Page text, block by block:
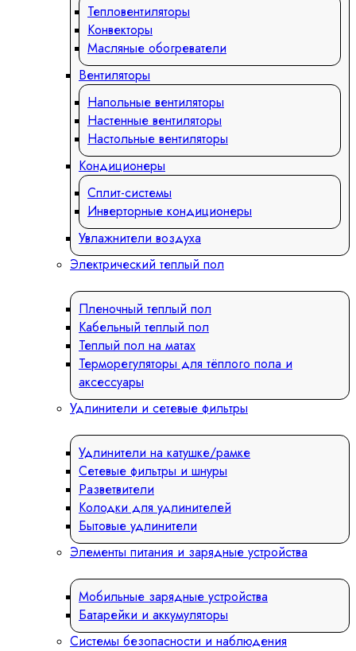
Тепловентиляторы
Конвекторы
Масляные обогреватели
Вентиляторы
Напольные вентиляторы
Настенные вентиляторы
Настольные вентиляторы
Кондиционеры
Сплит-системы
Инверторные кондиционеры
Увлажнители воздуха
Электрический теплый пол
Пленочный теплый пол
Кабельный теплый пол
Теплый пол на матах
Терморегуляторы для тёплого пола и
аксессуары
Удлинители и сетевые фильтры
Удлинители на катушке/рамке
Сетевые фильтры и шнуры
Разветвители
Колодки для удлинителей
Бытовые удлинители
Элементы питания и зарядные устройства
Мобильные зарядные устройства
Батарейки и аккумуляторы
Системы безопасности и наблюдения